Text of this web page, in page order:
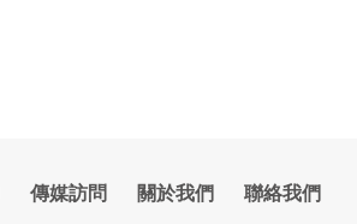
傳媒訪問 關於我們 聯絡我們